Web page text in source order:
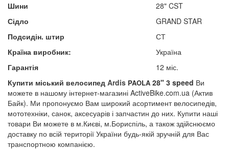
Шини
28" CST
Сідло
GRAND STAR
Подсидін. штир
СТ
Країна виробник:
Україна
Гарантія
12 міс.
Купити міський велосипед Ardis PAOLA 28" 3 speed Ви
можете в нашому інтернет-магазині ActiveBike.com.ua (Актив
Байк). Ми пропонуємо Вам широкий асортимент велосипедів,
мототехніки, санок, аксесуарів і запчастин до них. Купити наші
товари Ви можете в м.Києві, м.Бориспіль, а також здійснюємо
доставку по всій території України будь-якій зручній для Вас
транспортною компанією.